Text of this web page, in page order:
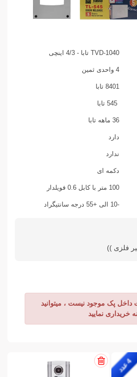
TVD-1040 تابا - 4/3 اینچی
4 واحدی ثمین
8401 تابا
36 ماهه تابا
دارد
ندارد
دکمه ای
100 متر با کابل 0.6 فویلدار
-10 الی +55 درجه سانتیگراد
فلزی ))
داخل پک موجود نیست ، میتوانید
خریداری نمایید
4
ع
د
د